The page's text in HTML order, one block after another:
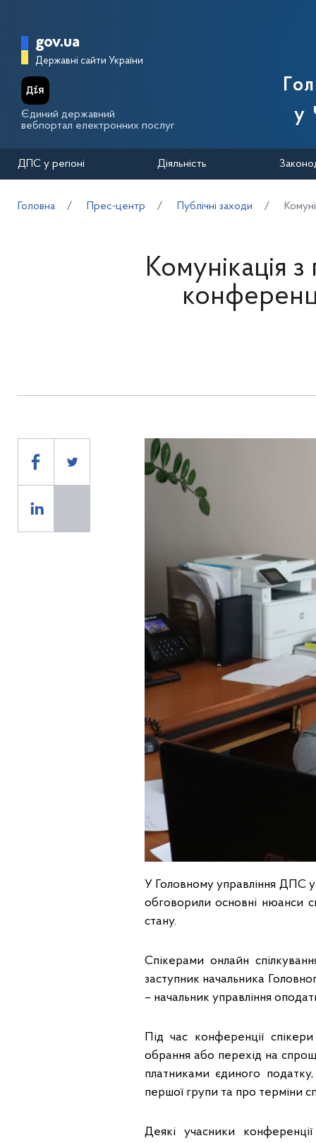
Головна сторінка Державної
gov.ua
Державні сайти України
Єдиний державний
вебпортал електронних послуг
у
ДПС у регіоні Діяльність
Головна Прес-центр Публічні заходи
Комунікація
У Головному управління ДПС у
обговорили основні нюанси
стану.
Спікерами онлайн
заступник начальника
– начальник управління
Під час конференції
обрання або перехід на
платниками єдиного
першої групи та про терміни
Деякі учасники